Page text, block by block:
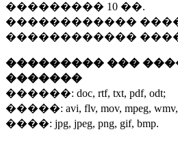
��������� 10 ��.
������������
������������
��������� ���
�������
������: doc, rtf, txt, pdf, odt;
�����: avi, flv, mov, mpeg,
����: jpg, jpeg, png, gif, bmp.